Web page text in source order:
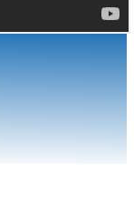
conformément à